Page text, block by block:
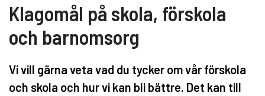
Klagomål på skola, förskola
och barnomsorg
Vi vill gärna veta vad du tycker om vår förskola
och skola och hur vi kan bli bättre. Det kan till